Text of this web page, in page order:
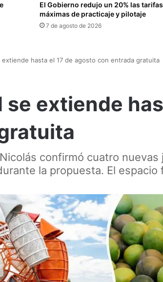
El Gobierno redujo un 20% las tarifas
máximas de practicaje y pilotaje
7 de agosto de 2026